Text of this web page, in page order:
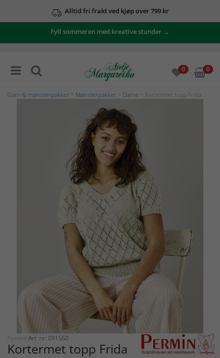
Alltid fri frakt ved kjøp over 799 kr
Fyll sommeren med kreative stunder →
0 0
Garn & mønsterpakker Mønsterpakker Dame > Kortermet topp Frida
Permin Art. nr: 091550
Kortermet topp Frida